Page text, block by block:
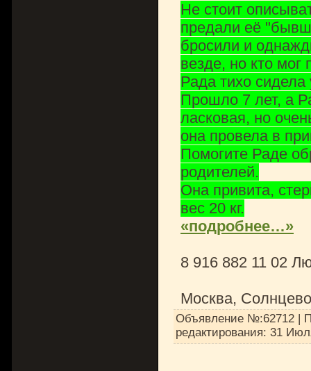
Не стоит
предали её
бросили и
везде, но кто мог
Рада тихо
Прошло 7 лет, а
ласковая, но
она провела в
Помогите Раде
родителей.
Она привита,
вес 20 кг.
«подробнее…»
8 916 882 11 02
Москва, Солнцево
Объявление №:62712 |
редактирования: 31